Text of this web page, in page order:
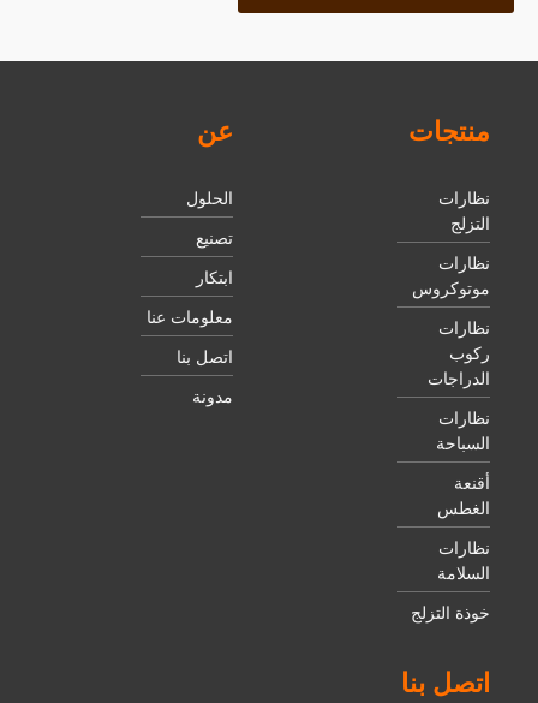
منتجات
نظارات
التزلج
نظارات
موتوكروس
نظارات
ركوب
الدراجات
نظارات
السباحة
أقنعة
الغطس
نظارات
السلامة
خوذة التزلج
عن
الحلول
تصنيع
ابتكار
معلومات عنا
اتصل بنا
مدونة
اتصل بنا